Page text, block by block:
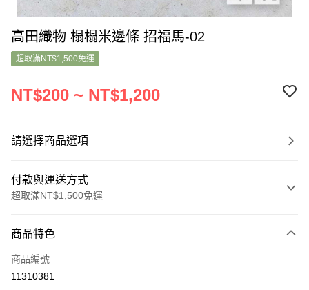
高田織物 榻榻米邊條 招福馬-02
超取滿NT$1,500免運
NT$200 ~ NT$1,200
請選擇商品選項
付款與運送方式
超取滿NT$1,500免運
信用卡一次付款
超商取貨付款
商品特色
商品編號
11310381